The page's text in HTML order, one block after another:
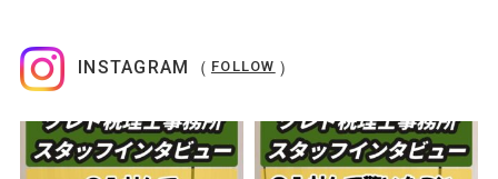
INSTAGRAM（ FOLLOW ）